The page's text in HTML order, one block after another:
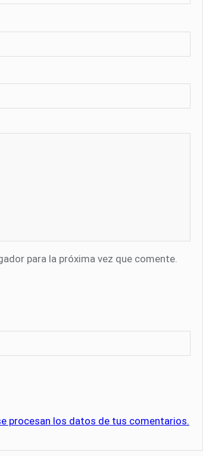
para la próxima vez que comente.
procesan los datos de tus comentarios.